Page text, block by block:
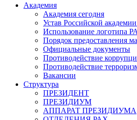
Академия
Академия сегодня
Устав Российской
Использование логотипа
Порядок предоставления
Официальные документы
Противодействие
Противодействие
Вакансии
Структура
ПРЕЗИДЕНТ
ПРЕЗИДИУМ
АППАРАТ ПРЕЗИДИУМА